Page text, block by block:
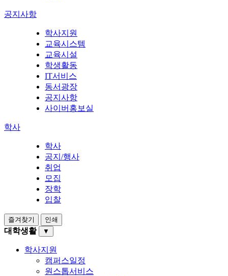
공지사항
학사지원
교육시스템
교육시설
학생활동
IT서비스
동서광장
공지사항
사이버홍보실
학사
학사
공지/행사
취업
모집
장학
입찰
즐겨찾기 인쇄
대학생활 ▼
학사지원
캠퍼스일정
원스톱서비스